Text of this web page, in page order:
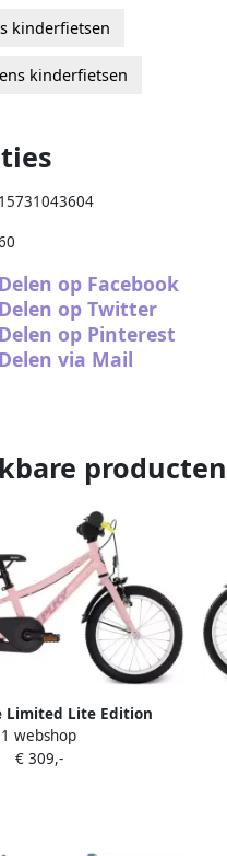
kinderfietsen
kinderfietsen
producten
Limited Lite Edition
inch Retro roze 4-6 jaar
1 webshop
€ 309,-